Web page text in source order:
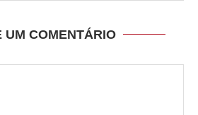
UM COMENTÁRIO